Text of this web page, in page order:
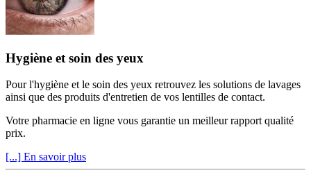
Hygiène et soin des yeux
Pour l'hygiène et le soin des yeux retrouvez les solutions de lavages
ainsi que des produits d'entretien de vos lentilles de contact.
Votre pharmacie en ligne vous garantie un meilleur rapport qualité
prix.
[...] En savoir plus